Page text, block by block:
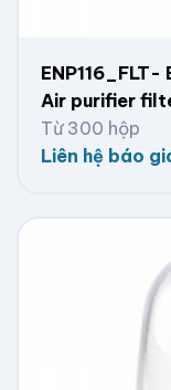
Air purifier
Từ 300 hộp
Liên hệ báo